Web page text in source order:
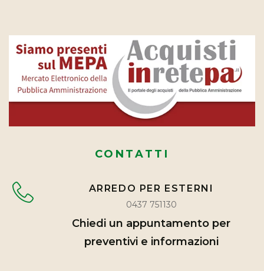
CONTATTI
ARREDO PER ESTERNI
0437 751130
Chiedi un appuntamento per
preventivi e informazioni